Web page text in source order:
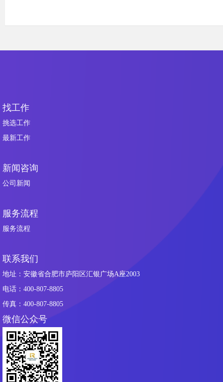
找工作
挑选工作
最新工作
新闻咨询
公司新闻
服务流程
服务流程
联系我们
地址：安徽省合肥市庐阳区汇银广场A座2003
电话：400-807-8805
传真：400-807-8805
微信公众号